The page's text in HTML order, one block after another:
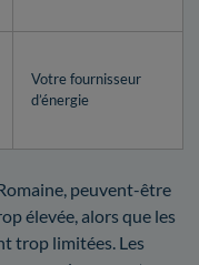
Votre fournisseur
d’énergie
peuvent-être
élevée, alors que les
trop limitées. Les